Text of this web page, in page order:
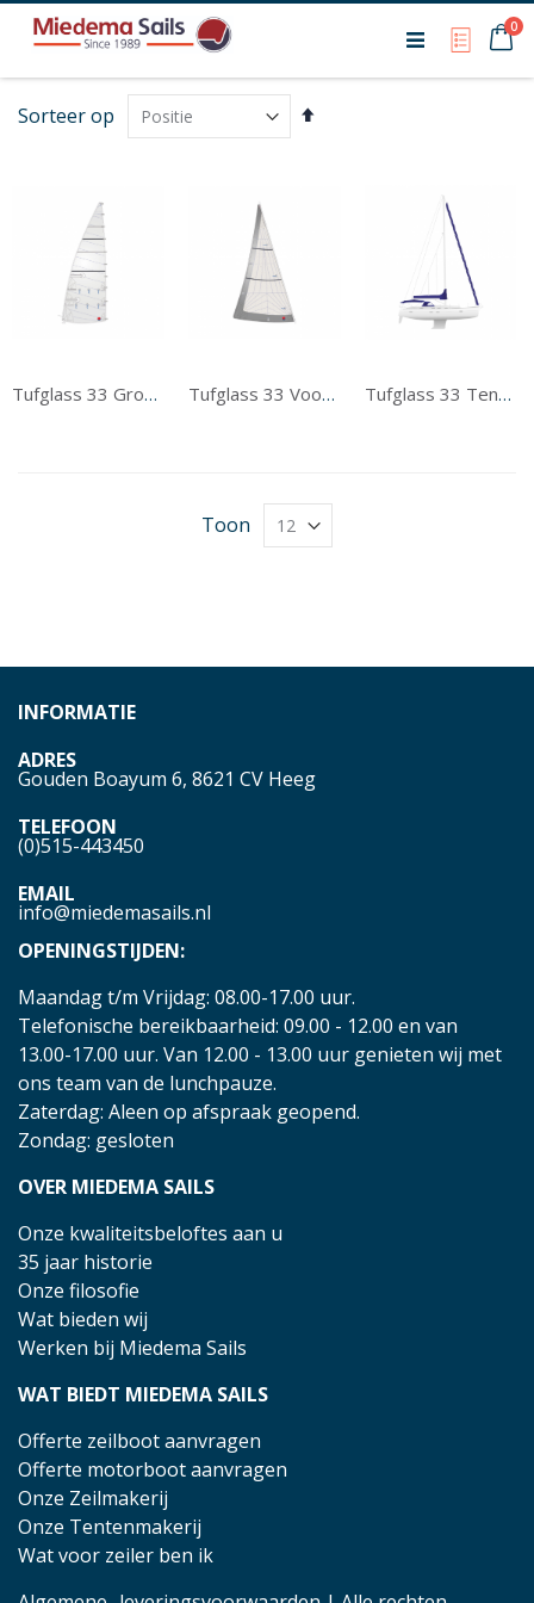
My0
Sorteer op
Van
Tufglass 33 Grootzeil Tufglass 33 Voorzeil Tufglass 33 Tentwerk
Toon
INFORMATIE
ADRES
Gouden Boayum 6, 8621 CV Heeg
TELEFOON
(0)515-443450
EMAIL
info@miedemasails.nl
OPENINGSTIJDEN:
Maandag t/m Vrijdag: 08.00-17.00 uur.
Telefonische bereikbaarheid: 09.00 - 12.00 en van
13.00-17.00 uur. Van 12.00 - 13.00 uur genieten wij met
ons team van de lunchpauze.
Zaterdag: Aleen op afspraak geopend.
Zondag: gesloten
OVER MIEDEMA SAILS
Onze kwaliteitsbeloftes aan u
35 jaar historie
Onze filosofie
Wat bieden wij
Werken bij Miedema Sails
WAT BIEDT MIEDEMA SAILS
Offerte zeilboot aanvragen
Offerte motorboot aanvragen
Onze Zeilmakerij
Onze Tentenmakerij
Wat voor zeiler ben ik